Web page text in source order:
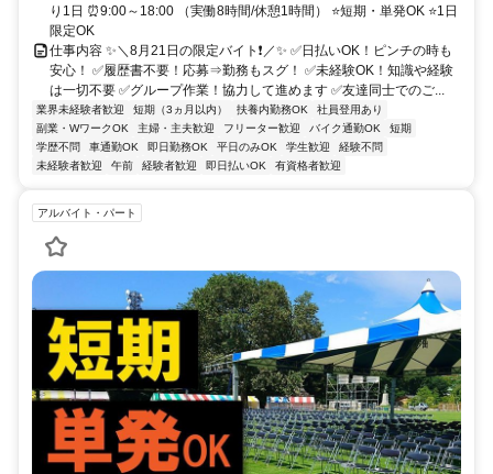
り1日 ⏰9:00～18:00 （実働8時間/休憩1時間） ⭐短期・単発OK ⭐1日
限定OK
仕事内容 ✨＼8月21日の限定バイト❗／✨ ✅日払いOK！ピンチの時も
安心！ ✅履歴書不要！応募⇒勤務もスグ！ ✅未経験OK！知識や経験
は一切不要 ✅グループ作業！協力して進めます ✅友達同士でのご...
業界未経験者歓迎 短期（3ヵ月以内） 扶養内勤務OK
社員登用あり
副業・WワークOK
主婦・主夫歓迎 フリーター歓迎 バイク通勤OK
短期
学歴不問
車通勤OK 即日勤務OK 平日のみOK 学生歓迎
経験不問
未経験者歓迎
午前 経験者歓迎 即日払いOK 有資格者歓迎
アルバイト・パート